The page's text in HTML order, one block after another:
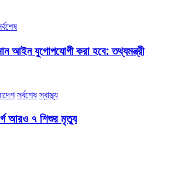
আইন যুগোপযোগী করা হবে: তথ্যমন্ত্রী
সর্বশেষ স্বাস্থ্য
আরও ৭ শিশুর মৃত্যু